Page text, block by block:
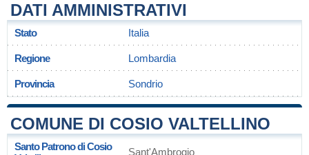
DATI AMMINISTRATIVI
Stato Italia
Regione Lombardia
Provincia Sondrio
COMUNE DI COSIO VALTELLINO
Santo Patrono di Cosio
Sant'Ambrogio